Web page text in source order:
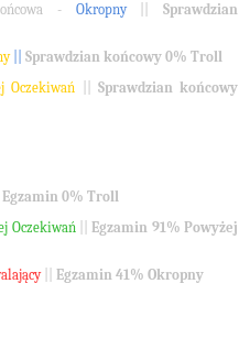
- Okropny||Sprawdzian
|| Sprawdzian końcowy 0% Troll
Oczekiwań
Sprawdzian końcowy
Egzamin 0% Troll
Oczekiwań Egzamin 91% Powyżej
Egzamin 41% Okropny